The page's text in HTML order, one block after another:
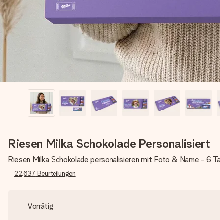
Riesen Milka Schokolade Personalisiert
Riesen Milka Schokolade personalisieren mit Foto & Name - 6
22,637 Beurteilungen
Vorrätig